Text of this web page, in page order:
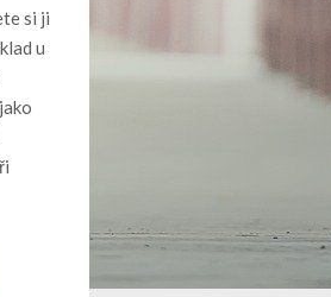
si ji
u